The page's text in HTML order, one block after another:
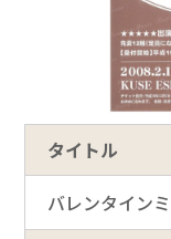
タイトル
バレンタイン